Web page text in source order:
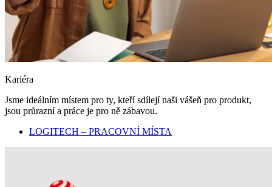
Kariéra
Jsme ideálním místem pro ty, kteří sdílejí naši vášeň pro produkt,
jsou průrazní a práce je pro ně zábavou.
LOGITECH – PRACOVNÍ MÍSTA